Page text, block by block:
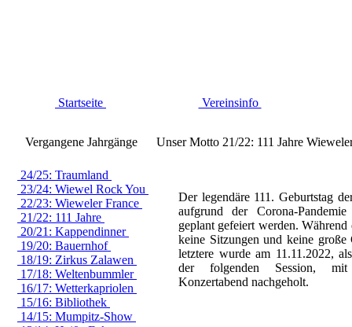
Startseite Vereinsinfo
Vergangene Jahrgänge
24/25: Traumland
23/24: Wiewel Rock You
22/23: Wieweler France
21/22: 111 Jahre
20/21: Kappendinner
19/20: Bauernhof
18/19: Zirkus Zalawen
17/18: Weltenbummler
16/17: Wetterkapriolen
15/16: Bibliothek
14/15: Mumpitz-Show
Unser Motto 21/22: 111 Jahre
Der legendäre 111. Geburtstag
aufgrund der Corona-
geplant gefeiert werden. Während
keine Sitzungen und keine große
letztere wurde am 11.11.2022,
der folgenden Session,
Konzertabend nachgeholt.